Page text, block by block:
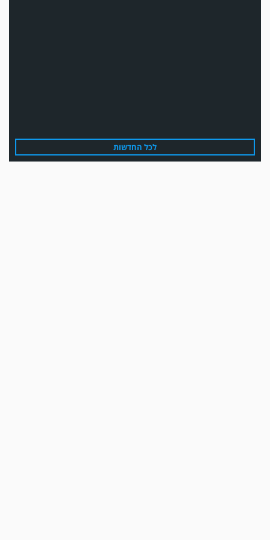
משחק אימון: הפועל אזור והפועל מרמורק סיימו בתוצאה 0-0 .
לכל החדשות